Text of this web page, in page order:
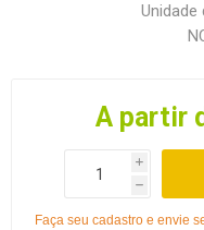
Unidade
A partir
i
h
Faça seu cadastro e envie